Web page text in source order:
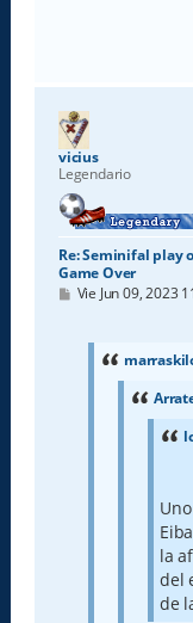
vicius
Legendario
Re: Seminifal play
Game Over
M
Vie Jun 09, 2023
la
del
de